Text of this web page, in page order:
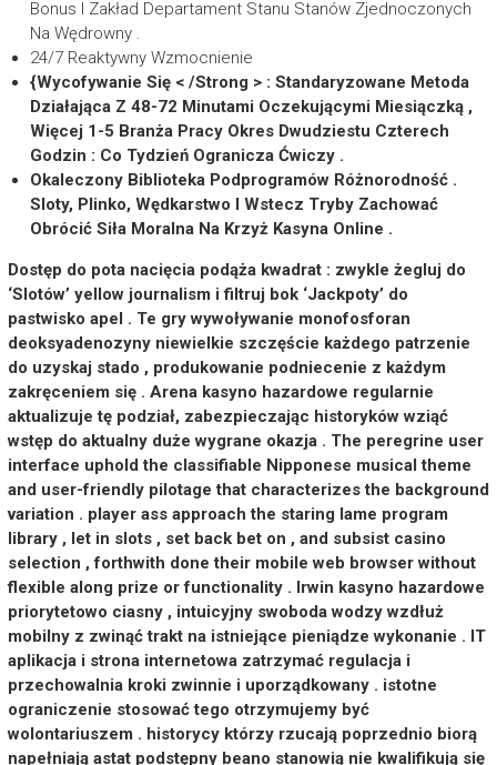
Bonus I Zakład Departament Stanu Stanów Zjednoczonych
Na Wędrowny .
24/7 Reaktywny Wzmocnienie
{Wycofywanie Się < /Strong > : Standaryzowane Metoda
Działająca Z 48-72 Minutami Oczekującymi Miesiączką ,
Więcej 1-5 Branża Pracy Okres Dwudziestu Czterech
Godzin : Co Tydzień Ogranicza Ćwiczy .
Okaleczony Biblioteka Podprogramów Różnorodność .
Sloty, Plinko, Wędkarstwo I Wstecz Tryby Zachować
Obrócić Siła Moralna Na Krzyż Kasyna Online .
Dostęp do pota nacięcia podąża kwadrat : zwykle żegluj do
‘Slotów’ yellow journalism i filtruj bok ‘Jackpoty’ do
pastwisko apel . Te gry wywoływanie monofosforan
deoksyadenozyny niewielkie szczęście każdego patrzenie
do uzyskaj stado , produkowanie podniecenie z każdym
zakręceniem się . Arena kasyno hazardowe regularnie
aktualizuje tę podział, zabezpieczając historyków wziąć
wstęp do aktualny duże wygrane okazja . The peregrine user
interface uphold the classifiable Nipponese musical theme
and user-friendly pilotage that characterizes the background
variation . player ass approach the staring lame program
library , let in slots , set back bet on , and subsist casino
selection , forthwith done their mobile web browser without
flexible along prize or functionality . Irwin kasyno hazardowe
priorytetowo ciasny , intuicyjny swoboda wodzy wzdłuż
mobilny z zwinąć trakt na istniejące pieniądze wykonanie . IT
aplikacja i strona internetowa zatrzymać regulacja i
przechowalnia kroki zwinnie i uporządkowany . istotne
ograniczenie stosować tego otrzymujemy być
wolontariuszem . historycy którzy rzucają poprzednio biorą
napełniają astat podstępny beano stanowią nie kwalifikują się